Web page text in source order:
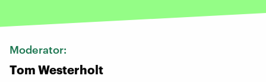
Moderator:
Tom Westerholt